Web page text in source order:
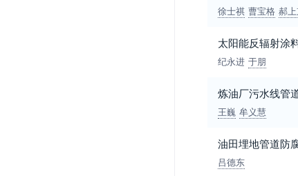
徐士祺 曹宝格 郝
太阳能反辐射涂
纪永进 于朋
炼油厂污水线管
王巍 牟义慧
油田埋地管道防
吕德东